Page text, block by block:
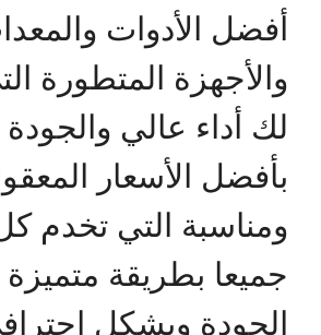
أفضل الأدوات
والأجهزة المتطورة
لك أداء عالي
بأفضل الأسعار
ومناسبة التي تخدم كل
جميعا بطريقة متميزة
الجودة وبشكل